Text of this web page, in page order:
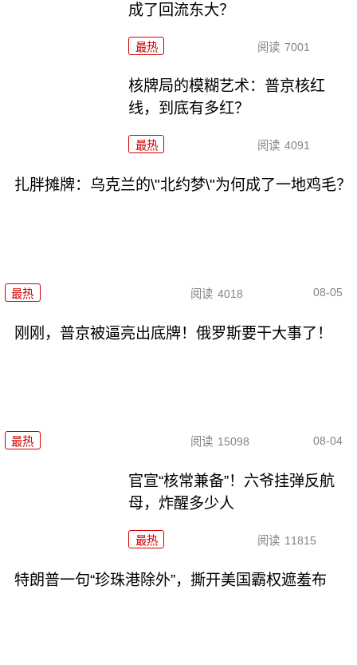
成了回流东大？
最热 阅读 7001
核牌局的模糊艺术：普京核红
线，到底有多红？
最热 阅读 4091
扎胖摊牌：乌克兰的\"北约梦\"为何成了一地鸡毛？
最热 阅读 4018 08-05
刚刚，普京被逼亮出底牌！俄罗斯要干大事了！
最热 阅读 15098 08-04
官宣“核常兼备”！六爷挂弹反航
母，炸醒多少人
最热 阅读 11815
特朗普一句“珍珠港除外”，撕开美国霸权遮羞布